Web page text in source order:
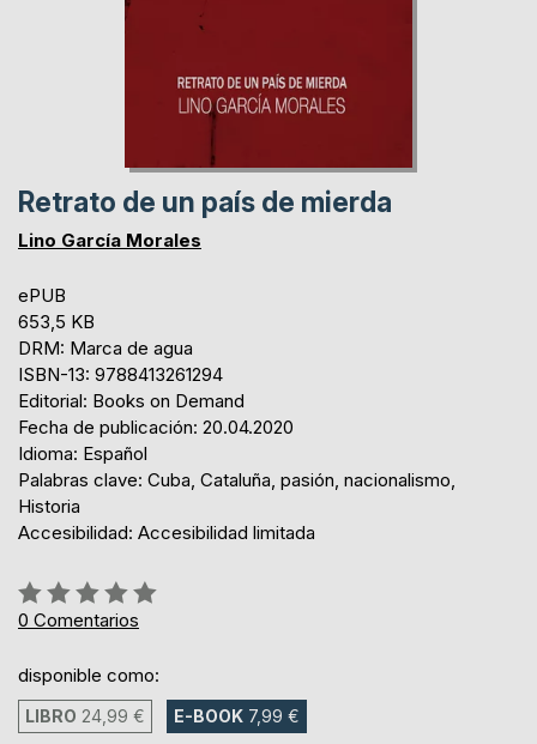
Retrato de un país de mierda
Lino García Morales
ePUB
653,5 KB
DRM: Marca de agua
ISBN-13: 9788413261294
Editorial: Books on Demand
Fecha de publicación: 20.04.2020
Idioma: Español
Palabras clave: Cuba, Cataluña, pasión, nacionalismo,
Historia
Accesibilidad: Accesibilidad limitada
Rating:
0%
0 Comentarios
disponible como:
LIBRO 24,99 € E-BOOK 7,99 €